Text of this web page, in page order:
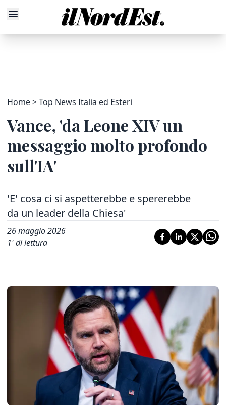
Home Top News Italia ed Esteri
Vance, 'da Leone XIV un
messaggio molto profondo
sull'IA'
'E' cosa ci si aspetterebbe e spererebbe
da un leader della Chiesa'
26 maggio 2026
1' di lettura